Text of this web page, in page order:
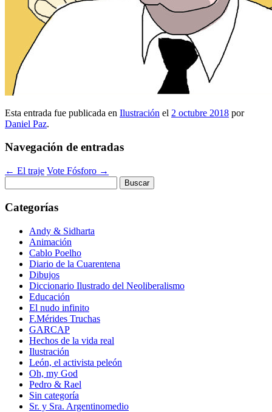
Esta entrada fue publicada en Ilustración el 2 octubre 2018 por
Daniel Paz.
Navegación de entradas
← El traje Vote Fósforo →
Categorías
Andy & Sidharta
Animación
Cablo Poelho
Diario de la Cuarentena
Dibujos
Diccionario Ilustrado del Neoliberalismo
Educación
El nudo infinito
F.Mérides Truchas
GARCAP
Hechos de la vida real
Ilustración
León, el activista peleón
Oh, my God
Pedro & Rael
Sin categoría
Sr. y Sra. Argentinomedio